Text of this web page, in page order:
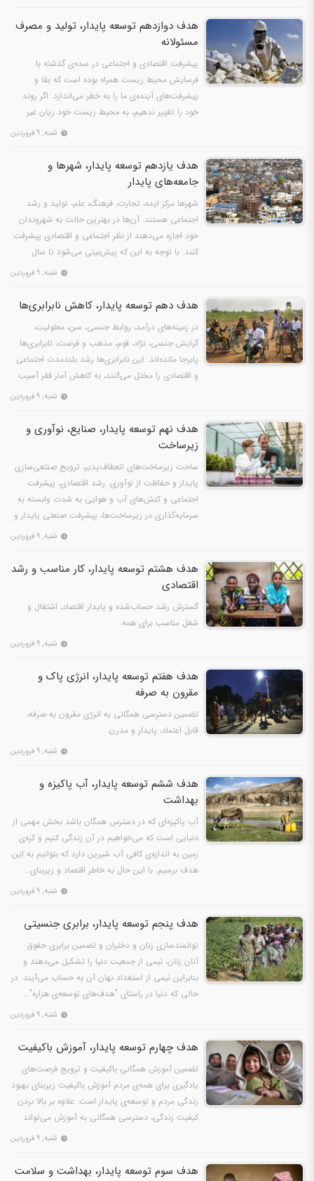
هدف دوازدهم توسعه پایدار، تولید و مصرف
مسئولانه
پیشرفت اقتصادی و اجتماعی در سده‌ی گذشته با
فرسایش محیط زیست همراه بوده است که بقا و
پیشرفت‌های آینده‌ی ما را به خطر می‌اندازد. اگر روند
خود را تغییر ندهیم، به محیط زیست خود زیان غیر
شنبه, ۹ فروردین
هدف یازدهم توسعه پایدار، شهرها و
جامعه‌های پایدار
شهرها مرکز ایده‌، تجارت، فرهنگ، علم، تولید و رشد
اجتماعی هستند. آن‌ها در بهترین حالت به شهروندان
خود اجازه می‌دهند از نظر اجتماعی و اقتصادی پیشرفت
کنند. با توجه به این که پیش‌بینی می‌شود تا سال
شنبه, ۹ فروردین
هدف دهم توسعه پایدار، کاهش نابرابری‌ها
در زمینه‌های درآمد، روابط جنسی، سن، معلولیت،
گرایش جنسی، نژاد، قوم، مذهب و فرصت، نابرابری‌ها
پابرجا مانده‌اند. این نابرابری‌ها رشد بلندمدت اجتماعی
و اقتصادی را مختل می‌کنند، به کاهش آمار فقر آسیب
شنبه, ۹ فروردین
هدف نهم توسعه پایدار، صنایع، نوآوری و
زیرساخت
ساخت زیرساخت‌های انعطاف‌پذیر، ترویج صنتعی‌سازی
پایدار و حفاظت از نوآوری. رشد اقتصادی، پیشرفت
اجتماعی و کنش‌های آب و هوایی به شدت وابسته به
سرمایه‌گذاری در زیرساخت‌ها، پیشرفت صنعتی پایدار و
شنبه, ۹ فروردین
هدف هشتم توسعه پایدار، کار مناسب و رشد
اقتصادی
گسترش رشد حساب‌شده و پایدار اقتصاد، اشتغال و
شغل مناسب برای همه.
شنبه, ۹ فروردین
هدف هفتم توسعه پایدار، انرژی پاک و
مقرون به صرفه
تضمین دسترسی همگانی به انرژی مقرون به صرفه،
قابل اعتماد، پایدار و مدرن.
شنبه, ۹ فروردین
هدف ششم توسعه پایدار، آب پاکیزه و
بهداشت
آب پاکیزه‌ای که در دسترس همگان باشد بخش مهمی از
دنیایی است که می‌خواهیم در آن زندگی کنیم و کره‌ی
زمین به اندازه‌ی کافی آب شیرین دارد که بتوانیم به این
هدف برسیم. با این حال به خاطر اقتصاد و زیربنای…
شنبه, ۹ فروردین
هدف پنجم توسعه پایدار، برابری جنسیتی
توانمندسازی زنان و دختران و تضمین برابری حقوق
آنان زنان، نیمی از جمعیت دنیا را تشکیل می‌دهند و
بنابراین نیمی از استعداد نهان آن به حساب می‌آیند. در
حالی که دنیا در راستای "هدف‌های توسعه‌ی هزاره"…
شنبه, ۹ فروردین
هدف چهارم توسعه پایدار، آموزش باکیفیت
تضمین آموزش همگانی باکیفیت و ترویج فرصت‌های
یادگیری برای همه‌ی مردم آموزش باکیفیت زیربنای بهبود
زندگی مردم و توسعه‌ی پایدار است. علاوه بر بالا بردن
کیفیت زندگی، دسترسی همگانی به آموزش می‌تواند
شنبه, ۹ فروردین
هدف سوم توسعه پایدار، بهداشت و سلامت